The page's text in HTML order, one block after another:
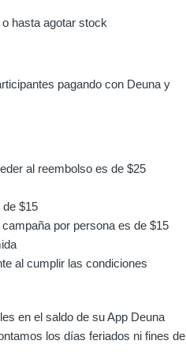
o hasta agotar stock
pagando con Deuna y
al reembolso es de $25
$15
por persona es de $15
al cumplir las condiciones
en el saldo de su App Deuna
los días feriados ni fines de